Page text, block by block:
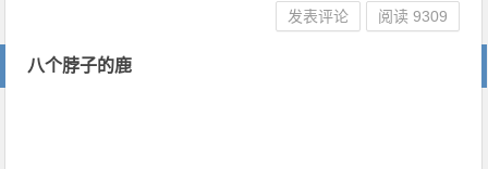
八个脖子的鹿
发表评论 阅读9309